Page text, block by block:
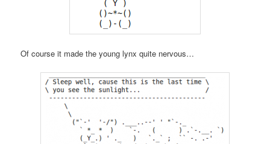
Of course it made the young lynx quite nervous…